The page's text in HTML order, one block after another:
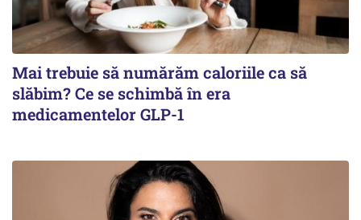
Mai trebuie să numărăm caloriile ca să
slăbim? Ce se schimbă în era
medicamentelor GLP-1